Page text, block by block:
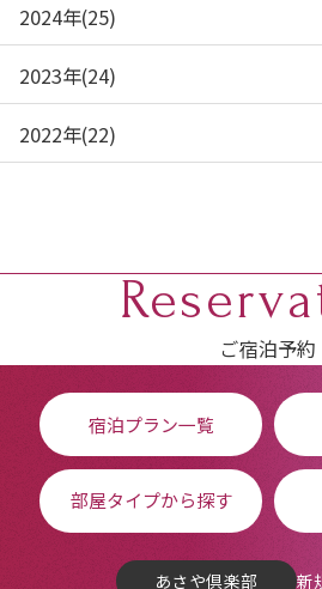
2024年(25)
2023年(24)
2022年(22)
ご宿泊予約
宿泊プラン一覧
部屋タイプから探す
あさや倶楽部 新